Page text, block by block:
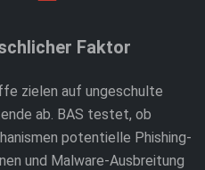
Faktor
zielen auf ungeschulte
ab. BAS testet, ob
potentielle Phishing-
und Malware-Ausbreitung